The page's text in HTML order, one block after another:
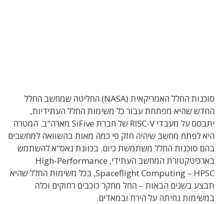
סוכנות החלל האמריקאית (NASA) החליטה שמחשב החלל
החדש שהיא מפתחת עבור כל משימות החלל העתידיות,
יתבסס על מעבדי RISC-V של חברת SiFive מארה"ב. המטרה
היא לפתח מחשב שיהיה חזק פי כמה מאות בהשוואה למחשבים
בהם סוכנות החלל משתמשת כיום. בכוונת נאס"א להשתמש
בארכיטקטורת המחשב העתידי, High-Performance
Spaceflight Computing – HPSC, בכל משימות החלל שהיא
תבצע בשנים הבאות – החל מחקר כוכבים רחוקים וכלה
במשימות נחיתה על הירח ובמאדים.